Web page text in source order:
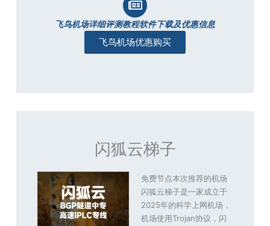
飞鸟机场详细评测教程软件下载及优惠信息
飞鸟机场优惠购买
闪狐云梯子
免费节点本次推荐的机场
闪狐云梯子是一家成立于
2025年的科学上网机场，
机场使用Trojan协议，闪